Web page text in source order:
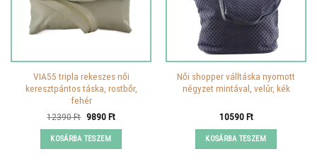
VIA55 tripla rekeszes női
keresztpántos táska, rostbőr,
fehér
12390Ft Original
was:
12390 Ft.
9890FtCurrent
KOSÁRBA TESZEM
Női shopper válltáska nyomott
négyzet mintával, velúr, kék
10590Ft
KOSÁRBA TESZEM